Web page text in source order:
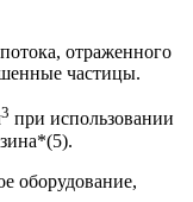
отраженного
частицы.
3 при использовании
оборудование,